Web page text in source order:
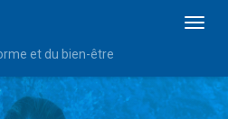
et du bien-être